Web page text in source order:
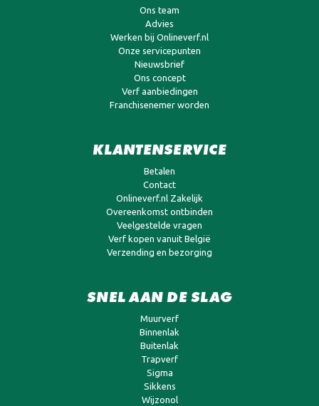
Ons team
Advies
Werken bij Onlineverf.nl
Onze servicepunten
Nieuwsbrief
Ons concept
Verf aanbiedingen
Franchisenemer worden
KLANTENSERVICE
Betalen
Contact
Onlineverf.nl Zakelijk
Overeenkomst ontbinden
Veelgestelde vragen
Verf kopen vanuit België
Verzending en bezorging
SNEL AAN DE SLAG
Muurverf
Binnenlak
Buitenlak
Trapverf
Sigma
Sikkens
Wijzonol